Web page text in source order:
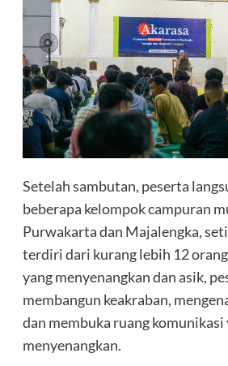
Setelah sambutan, peserta
beberapa kelompok campuran
Purwakarta dan Majalengka,
terdiri dari kurang lebih 12
yang menyenangkan dan asik,
membangun keakraban,
dan membuka ruang komunikasi
menyenangkan.